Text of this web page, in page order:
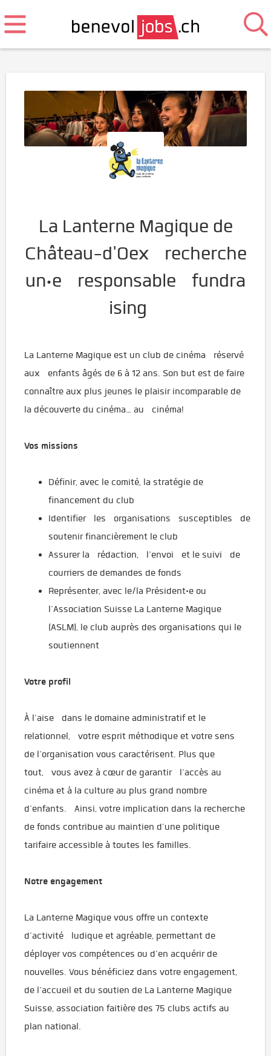
La Lanterne Magique de
Château-d'Oex recherche
un·e responsable fundra
ising
La Lanterne Magique est un club de cinéma réservé
aux enfants âgés de 6 à 12 ans. Son but est de faire
connaître aux plus jeunes le plaisir incomparable de
la découverte du cinéma… au cinéma!
Vos missions
Définir, avec le comité, la stratégie de
financement du club
Identifier les organisations susceptibles de
soutenir financièrement le club
Assurer la rédaction, l’envoi et le suivi de
courriers de demandes de fonds
Représenter, avec le/la Président·e ou
l’Association Suisse La Lanterne Magique
(ASLM), le club auprès des organisations qui le
soutiennent
Votre profil
À l’aise dans le domaine administratif et le
relationnel, votre esprit méthodique et votre sens
de l’organisation vous caractérisent. Plus que
tout, vous avez à cœur de garantir l’accès au
cinéma et à la culture au plus grand nombre
d’enfants. Ainsi, votre implication dans la recherche
de fonds contribue au maintien d’une politique
tarifaire accessible à toutes les familles.
Notre engagement
La Lanterne Magique vous offre un contexte
d’activité ludique et agréable, permettant de
déployer vos compétences ou d’en acquérir de
nouvelles. Vous bénéficiez dans votre engagement,
de l’accueil et du soutien de La Lanterne Magique
Suisse, association faitière des 75 clubs actifs au
plan national.